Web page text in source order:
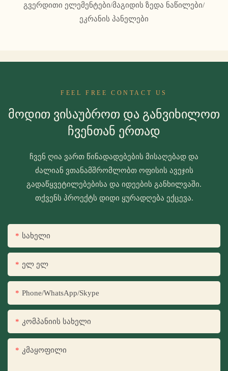
გვერდითი ელემენტები/მაგიდის ზედა ნაწილები/
ეკრანის პანელები
FEEL FREE CONTACT US
Მოდით Ვისაუბროთ Და Განვიხილოთ
Ჩვენთან Ერთად
ჩვენ ღია ვართ წინადადებების მისაღებად და
ძალიან ვთანამშრომლობთ ოფისის ავეჯის
გადაწყვეტილებებისა და იდეების განხილვაში.
თქვენს პროექტს დიდი ყურადღება ექცევა.
Სახელი
Ელ Ელ
Phone/WhatsApp/Skype
Კომპანიის Სახელი
Კმაყოფილი